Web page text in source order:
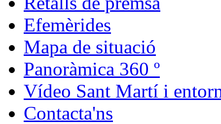
Efemèrides
Mapa de situació
Panoràmica 360 º
Vídeo Sant Martí i
Contacta'ns